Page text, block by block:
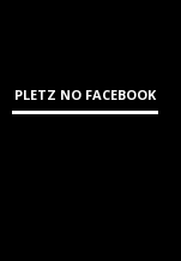
PLETZ NO FACEBOOK